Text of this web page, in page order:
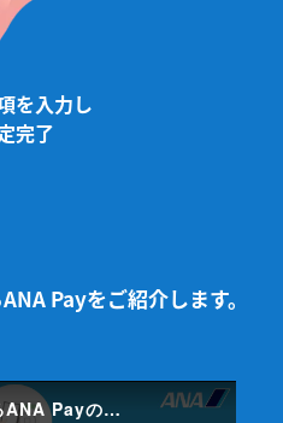
を入力し
完了
Payをご紹介します。
マイルが貯まる・使えるANA Payのご紹介